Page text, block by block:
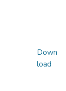
Down
load